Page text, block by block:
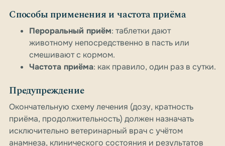
Способы применения и частота приёма
Пероральный приём: таблетки дают
животному непосредственно в пасть или
смешивают с кормом.
Частота приёма: как правило, один раз в сутки.
Предупреждение
Окончательную схему лечения (дозу, кратность
приёма, продолжительность) должен назначать
исключительно ветеринарный врач с учётом
анамнеза, клинического состояния и результатов